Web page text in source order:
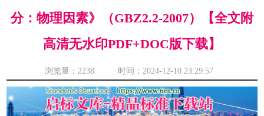
分：物理因素》（GBZ2.2-2007）【全文附
高清无水印PDF+DOC版下载】
浏览量： 2238 时间：2024-12-10 23:29:57